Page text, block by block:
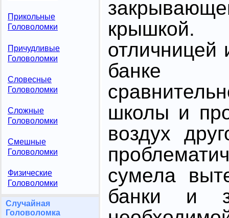
Прикольные
Головоломки
Причудливые
Головоломки
Словесные
Головоломки
Сложные
Головоломки
Смешные
Головоломки
Физические
Головоломки
Случайная
Головоломка
крышкой.
отличницей
банке
школы и
воздух
сумела
банки и